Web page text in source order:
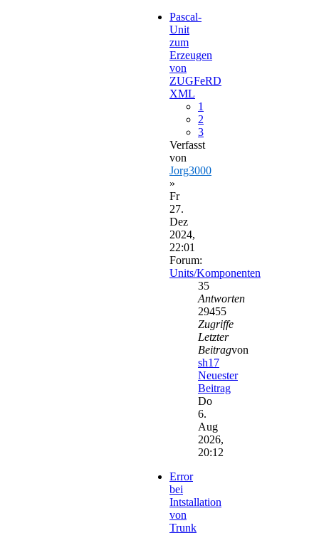
Pascal-
Unit
zum
Erzeugen
von
ZUGFeRD
XML
1
2
3
Verfasst
von
Jorg3000
»
Fr
27.
Dez
2024,
22:01
Forum:
Units/Komponenten
35
Antworten
29455
Zugriffe
Letzter
Beitragvon
sh17
Neuester
Beitrag
Do
6.
Aug
2026,
20:12
Error
bei
Intstallation
von
Trunk